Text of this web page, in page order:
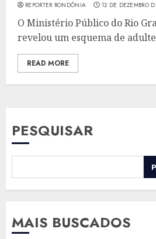
REPORTER RONDÔNIA 12 DE DEZEMBRO
O Ministério Público do Rio
revelou um esquema de
READ MORE
PESQUISAR
MAIS BUSCADOS